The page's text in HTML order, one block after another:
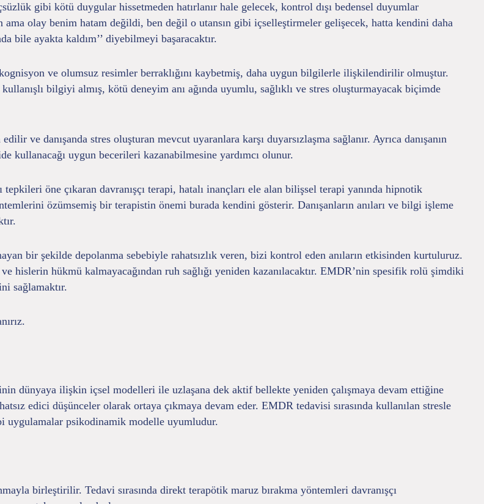
gibi kötü duygular hissetmeden hatırlanır hale gelecek, kontrol dışı bedensel duyumlar
ama olay benim hatam değildi, ben değil o utansın gibi içselleştirmeler gelişecek, hatta kendini daha
bile ayakta kaldım’’ diyebilmeyi başaracaktır.
ve olumsuz resimler berraklığını kaybetmiş, daha uygun bilgilerle ilişkilendirilir olmuştur.
bilgiyi almış, kötü deneyim anı ağında uyumlu, sağlıklı ve stres oluşturmayacak biçimde
ve danışanda stres oluşturan mevcut uyaranlara karşı duyarsızlaşma sağlanır. Ayrıca danışanın
kullanacağı uygun becerileri kazanabilmesine yardımcı olunur.
öne çıkaran davranışçı terapi, hatalı inançları ele alan bilişsel terapi yanında hipnotik
özümsemiş bir terapistin önemi burada kendini gösterir. Danışanların anıları ve bilgi işleme
bir şekilde depolanma sebebiyle rahatsızlık veren, bizi kontrol eden anıların etkisinden kurtuluruz.
hislerin hükmü kalmayacağından ruh sağlığı yeniden kazanılacaktır. EMDR’nin spesifik rolü şimdiki
sağlamaktır.
dünyaya ilişkin içsel modelleri ile uzlaşana dek aktif bellekte yeniden çalışmaya devam ettiğine
edici düşünceler olarak ortaya çıkmaya devam eder. EMDR tedavisi sırasında kullanılan stresle
uygulamalar psikodinamik modelle uyumludur.
birleştirilir. Tedavi sırasında direkt terapötik maruz bırakma yöntemleri davranışçı